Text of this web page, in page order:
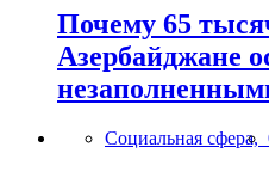
Почему 65
Азербайджане
Социальная сфера,